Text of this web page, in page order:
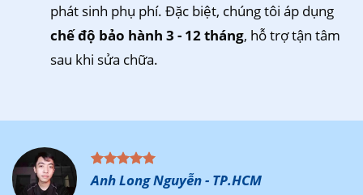
phát sinh phụ phí. Đặc biệt, chúng tôi áp dụng
chế độ bảo hành 3 - 12 tháng, hỗ trợ tận tâm
sau khi sửa chữa.
Anh Long Nguyễn - TP.HCM